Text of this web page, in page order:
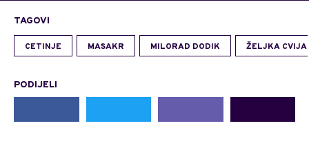
TAGOVI
CETINJE MASAKR MILORAD DODIK ŽELJKA
PODIJELI